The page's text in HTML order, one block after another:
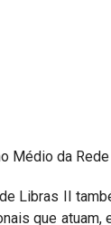
Médio da
Libras II
que atuam,